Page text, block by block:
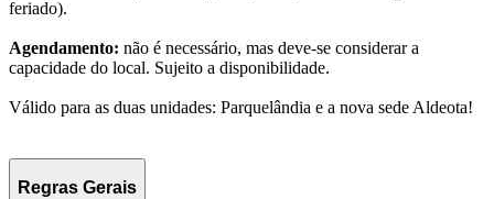
feriado).
Agendamento: não é necessário, mas deve-se considerar a
capacidade do local. Sujeito a disponibilidade.
Válido para as duas unidades: Parquelândia e a nova sede Aldeota!
Regras Gerais